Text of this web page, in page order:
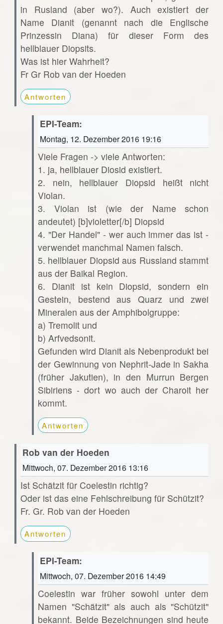
in Rusland (aber wo?). Auch existiert der
Name Dianit (genannt nach die Englische
Prinzessin Diana) für dieser Form des
hellblauer Diopsits.
Was ist hier Wahrheit?
Fr Gr Rob van der Hoeden
Antworten
EPI-Team:
Montag, 12. Dezember 2016 19:16
Viele Fragen -> viele Antworten:
1. ja, hellblauer Diosid existiert.
2. nein, hellblauer Diopsid heißt nicht
Violan.
3. Violan ist (wie der Name schon
andeutet) [b]violetter[/b] Diopsid
4. "Der Handel" - wer auch immer das ist -
verwendet manchmal Namen falsch.
5. hellblauer Diopsid aus Russland stammt
aus der Baikal Region.
6. Dianit ist kein Diopsid, sondern ein
Gestein, bestend aus Quarz und zwei
Mineralen aus der Amphibolgruppe:
a) Tremolit und
b) Arfvedsonit.
Gefunden wird Dianit als Nebenprodukt bei
der Gewinnung von Nephrit-Jade in Sakha
(früher Jakutien), in den Murrun Bergen
Sibiriens - dort wo auch der Charoit her
kommt.
Antworten
Rob van der Hoeden
Mittwoch, 07. Dezember 2016 13:16
Ist Schätzit für Coelestin richtig?
Oder ist das eine Fehlschreibung für Schützit?
Fr. Gr. Rob van der Hoeden
Antworten
EPI-Team:
Mittwoch, 07. Dezember 2016 14:49
Coelestin war früher sowohl unter dem
Namen "Schätzit" als auch als "Schützit"
bekannt. Beide Bezeichnungen sind heute